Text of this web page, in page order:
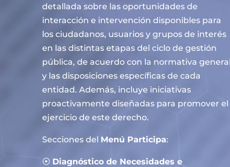
detallada sobre las oportunidades de
interacción e intervención disponibles para
los ciudadanos, usuarios y grupos de interés
en las distintas etapas del ciclo de gestión
pública, de acuerdo con la normativa
y las disposiciones específicas de cada
entidad. Además, incluye iniciativas
proactivamente diseñadas para promover el
ejercicio de este derecho.
Secciones del Menú Participa:
⦿ Diagnóstico de Necesidades e